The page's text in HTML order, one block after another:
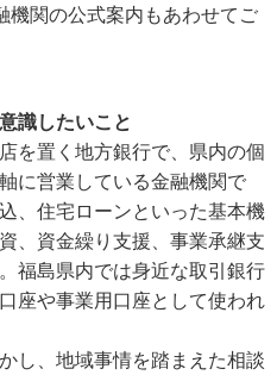
機関の公式案内もあわせてご
識したいこと
を置く地方銀行で、県内の個
に営業している金融機関で
、住宅ローンといった基本機
、資金繰り支援、事業承継支
福島県内では身近な取引銀行
座や事業用口座として使われ
し、地域事情を踏まえた相談